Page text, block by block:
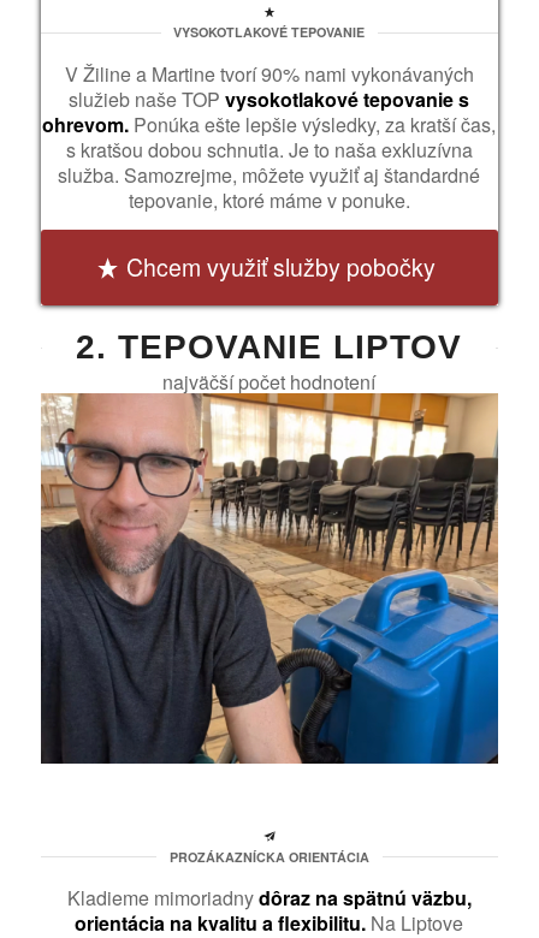
VYSOKOTLAKOVÉ TEPOVANIE
V Žiline a Martine tvorí 90% nami vykonávaných
služieb naše TOPvysokotlakové tepovanie s
ohrevom. Ponúka ešte lepšie výsledky, za kratší čas,
s kratšou dobou schnutia. Je to naša exkluzívna
služba. Samozrejme, môžete využiť aj štandardné
tepovanie, ktoré máme v ponuke.
Chcem využiť služby pobočky
2. TEPOVANIE LIPTOV
najväčší počet hodnotení
PROZÁKAZNÍCKA ORIENTÁCIA
Kladieme mimoriadnydôraz na spätnú väzbu,
orientácia na kvalitu a flexibilitu. Na Liptove